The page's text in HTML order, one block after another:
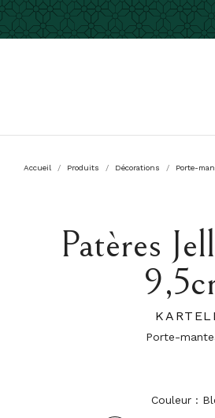
Accueil Produits Décorations Porte-
Patères
Porte-
Couleur :